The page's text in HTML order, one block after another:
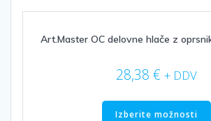
Art.Master OC delovne hlače z
28,38 € + DDV
Izberite možnosti